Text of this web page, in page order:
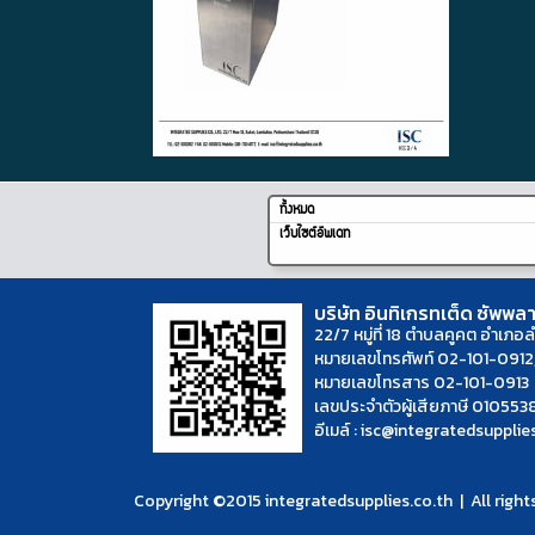
ทั้งหมด
เว็บไซต์อัพเดท
บริษัท อินทิเกรทเต็ด ซัพพล
22/7 หมู่ที่ 18 ตำบลคูคต อำเภอ
หมายเลขโทรศัพท์ 02-101-
หมายเลขโทรสาร 02-101-0913
เลขประจำตัวผู้เสียภาษี
อีเมล์ :
Copyright ©2015 integratedsupplies.co.th | All